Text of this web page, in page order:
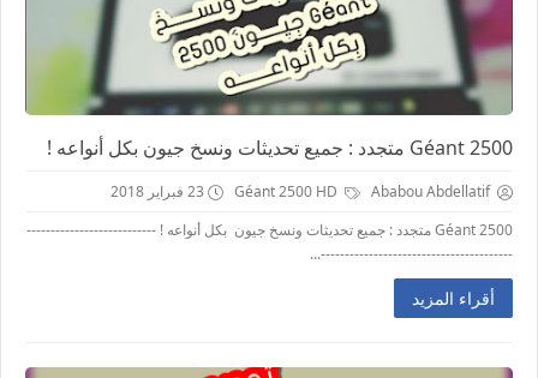
2500 Géant متجدد : جميع تحديثات ونسخ جيون بكل أنواعه !
Ababou Abdellatif
23 فبراير 2018
2500 Géant متجدد : جميع تحديثات ونسخ جيون بكل أنواعه ! ---------------------------
----------------------------------------...
أقراء المزيد